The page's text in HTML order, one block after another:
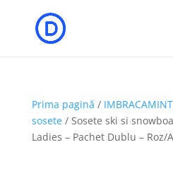
Prima pagină /
sosete/ Sosete ski si
Ladies – Pachet Dublu – Roz/